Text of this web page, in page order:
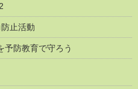
止活動
予防教育で守ろう